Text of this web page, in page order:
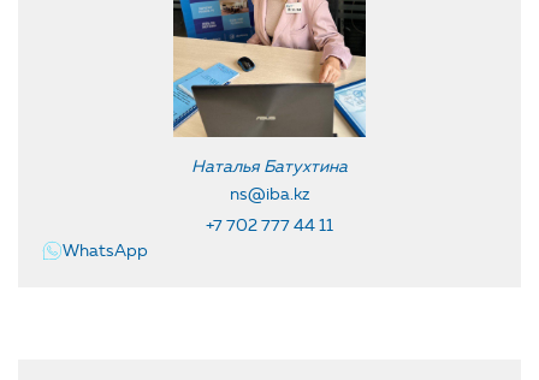
Наталья Батухтина
ns@iba.kz
+7 702 777 44 11
WhatsApp